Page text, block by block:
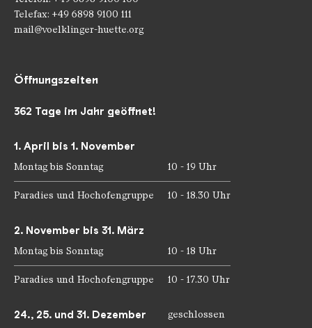
Telefax: +49 6898 9100 111
mail@voelklinger-huette.org
Öffnungszeiten
362 Tage im Jahr geöffnet!
1. April bis 1. November
Montag bis Sonntag 10 - 19 Uhr
Paradies und Hochofengruppe 10 - 18.30 Uhr
2. November bis 31. März
Montag bis Sonntag 10 - 18 Uhr
Paradies und Hochofengruppe 10 - 17.30 Uhr
24., 25. und 31. Dezember geschlossen